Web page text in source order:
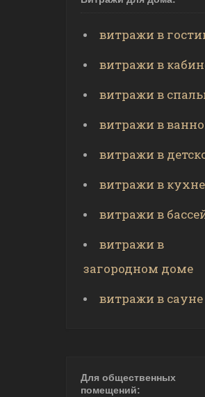
витражи в
витражи в
витражи в
витражи в
витражи в
витражи в кухне
витражи в
витражи в
загородном доме
витражи в сауне
Для общественных
помещений: